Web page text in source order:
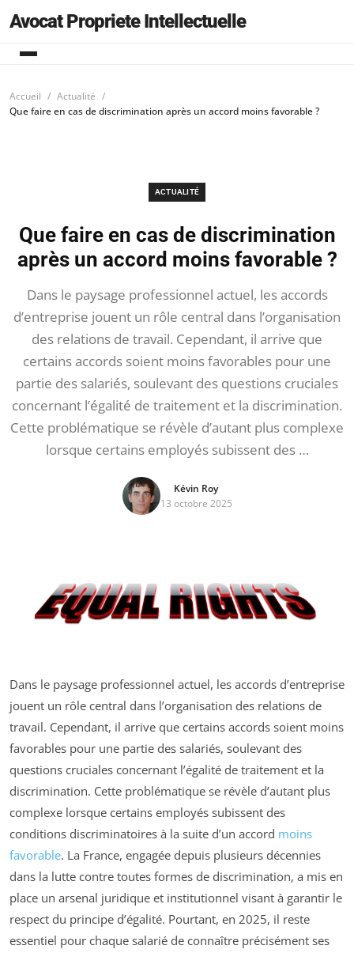
Avocat Propriete Intellectuelle
Accueil
Actualité
Que faire en cas de discrimination après un accord moins favorable ?
ACTUALITÉ
Que faire en cas de discrimination
après un accord moins favorable ?
Dans le paysage professionnel actuel, les accords
d’entreprise jouent un rôle central dans l’organisation
des relations de travail. Cependant, il arrive que
certains accords soient moins favorables pour une
partie des salariés, soulevant des questions cruciales
concernant l’égalité de traitement et la discrimination.
Cette problématique se révèle d’autant plus complexe
lorsque certains employés subissent des …
Kévin Roy
13 octobre 2025
Dans le paysage professionnel actuel, les accords d’entreprise
jouent un rôle central dans l’organisation des relations de
travail. Cependant, il arrive que certains accords soient moins
favorables pour une partie des salariés, soulevant des
questions cruciales concernant l’égalité de traitement et la
discrimination. Cette problématique se révèle d’autant plus
complexe lorsque certains employés subissent des
conditions discriminatoires à la suite d’un accord moins
favorable. La France, engagée depuis plusieurs décennies
dans la lutte contre toutes formes de discrimination, a mis en
place un arsenal juridique et institutionnel visant à garantir le
respect du principe d’égalité. Pourtant, en 2025, il reste
essentiel pour chaque salarié de connaître précisément ses